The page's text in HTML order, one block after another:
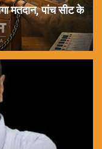
मतदान, पांच सीट के